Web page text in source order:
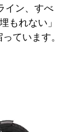
イン、すべ
もれない」
ています。